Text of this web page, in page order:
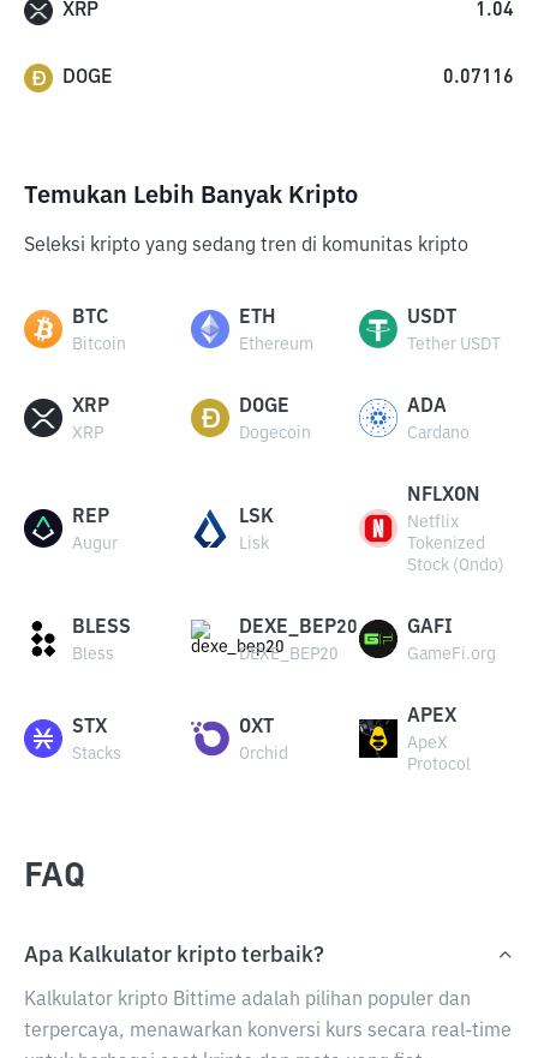
XRP 1.04
DOGE 0.07116
Temukan Lebih Banyak Kripto
Seleksi kripto yang sedang tren di komunitas kripto
BTC
Bitcoin
ETH
Ethereum
USDT
Tether USDT
XRP
XRP
DOGE
Dogecoin
ADA
Cardano
REP
Augur
LSK
Lisk
NFLXON
Netflix
Tokenized
Stock (Ondo)
BLESS
Bless
DEXE_BEP20
DEXE_BEP20
GAFI
GameFi.org
STX
Stacks
OXT
Orchid
APEX
ApeX
Protocol
FAQ
Apa Kalkulator kripto terbaik?
Kalkulator kripto Bittime adalah pilihan populer dan
terpercaya, menawarkan konversi kurs secara real-time